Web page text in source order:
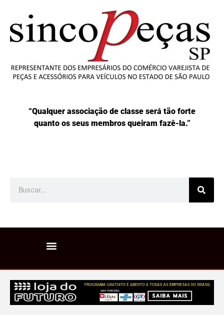
“Qualquer associação de classe será tão forte
quanto os seus membros queiram fazê-la.”